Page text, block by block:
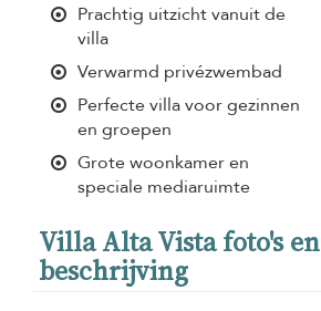
Prachtig uitzicht vanuit de
villa
Verwarmd privézwembad
Perfecte villa voor gezinnen
en groepen
Grote woonkamer en
speciale mediaruimte
Villa Alta Vista foto's en
beschrijving